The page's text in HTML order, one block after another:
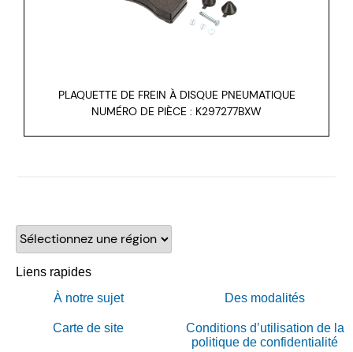
PLAQUETTE DE FREIN À DISQUE PNEUMATIQUE
NUMÉRO DE PIÈCE : K297277BXW
Sélectionnez une région
Liens rapides
À notre sujet
Des modalités
Carte de site
Conditions d’utilisation de la
politique de confidentialité